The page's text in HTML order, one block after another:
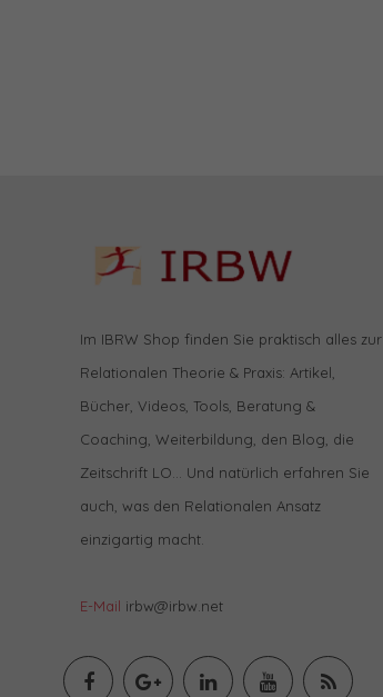
Im IBRW Shop finden Sie praktisch alles zur
Relationalen Theorie & Praxis: Artikel,
Bücher, Videos, Tools, Beratung &
Coaching, Weiterbildung, den Blog, die
Zeitschrift LO… Und natürlich erfahren Sie
auch, was den Relationalen Ansatz
einzigartig macht.
E-Mail irbw@irbw.net